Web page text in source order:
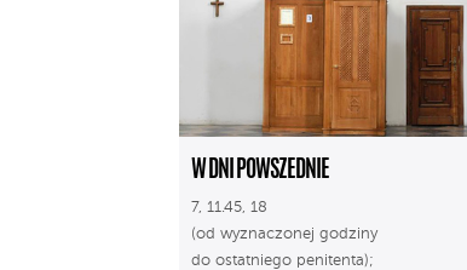
W DNI POWSZEDNIE
7, 11.45, 18
(od wyznaczonej godziny
do ostatniego penitenta);